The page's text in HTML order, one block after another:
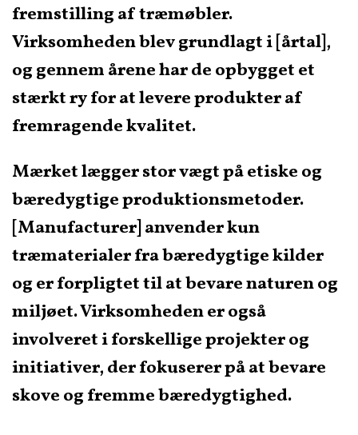
fremstilling af træmøbler.
Virksomheden blev grundlagt i [årtal],
og gennem årene har de opbygget et
stærkt ry for at levere produkter af
fremragende kvalitet.
Mærket lægger stor vægt på etiske og
bæredygtige produktionsmetoder.
[Manufacturer] anvender kun
træmaterialer fra bæredygtige kilder
og er forpligtet til at bevare naturen og
miljøet. Virksomheden er også
involveret i forskellige projekter og
initiativer, der fokuserer på at bevare
skove og fremme bæredygtighed.